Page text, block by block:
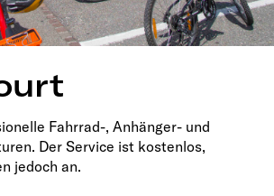
Fahrrad-, Anhänger- und
Der Service ist kostenlos,
jedoch an.